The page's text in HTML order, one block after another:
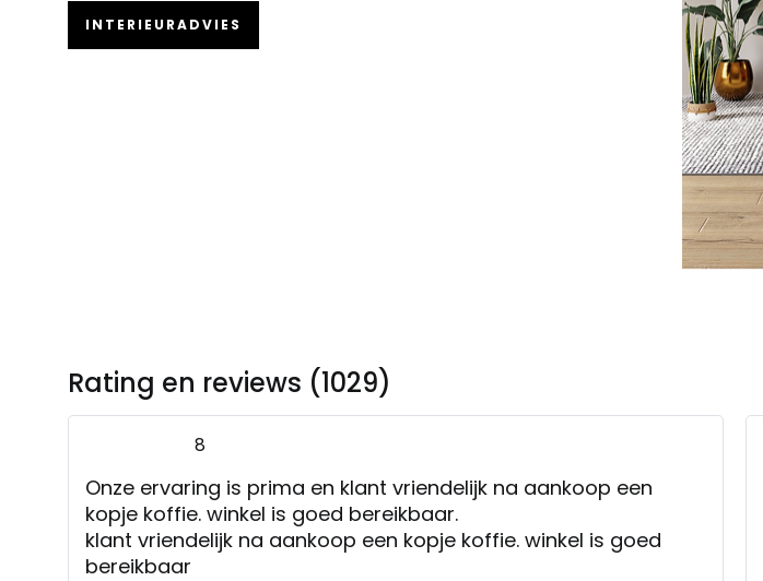
INTERIEURADVIES
Rating en reviews (1029)
8
Onze ervaring is prima en klant vriendelijk na aankoop een
kopje koffie. winkel is goed bereikbaar.
klant vriendelijk na aankoop een kopje koffie. winkel is goed
bereikbaar